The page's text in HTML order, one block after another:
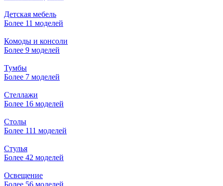
Детская мебель
Более 11 моделей
Комоды и консоли
Более 9 моделей
Тумбы
Более 7 моделей
Стеллажи
Более 16 моделей
Столы
Более 111 моделей
Стулья
Более 42 моделей
Освещение